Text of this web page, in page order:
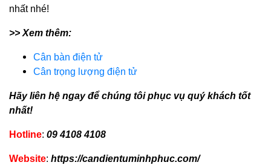
nhất nhé!
>> Xem thêm:
Cân bàn điện tử
Cân trọng lượng điện tử
Hãy liên hệ ngay để chúng tôi phục vụ quý khách tốt
nhất!
Hotline: 09 4108 4108
Website: https://candientuminhphuc.com/